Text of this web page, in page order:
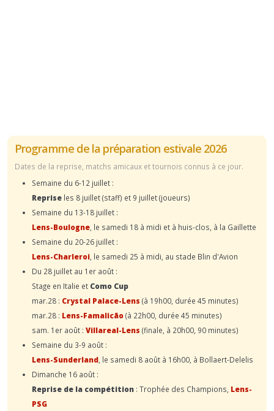
Programme de la préparation estivale 2026
Dates de la reprise, matchs amicaux et tournois connus à ce jour.
Semaine du 6-12 juillet :
Reprise les 8 juillet (staff) et 9 juillet (joueurs)
Semaine du 13-18 juillet :
Lens-Boulogne , le samedi 18 à midi et à huis-clos, à la Gaillette
Semaine du 20-26 juillet :
Lens-Charleroi , le samedi 25 à midi, au stade Blin d'Avion
Du 28 juillet au 1er août :
Stage en Italie et Como Cup
mar.28 : Crystal Palace-Lens (à 19h00, durée 45 minutes)
mar.28 : Lens-Famalicão(à 22h00, durée 45 minutes)
sam. 1er août : Villareal-Lens (finale, à 20h00, 90 minutes)
Semaine du 3-9 août :
Lens-Sunderland , le samedi 8 août à 16h00, à Bollaert-Delelis
Dimanche 16 août :
Reprise de la compétition : Trophée des Champions, Lens-
PSG